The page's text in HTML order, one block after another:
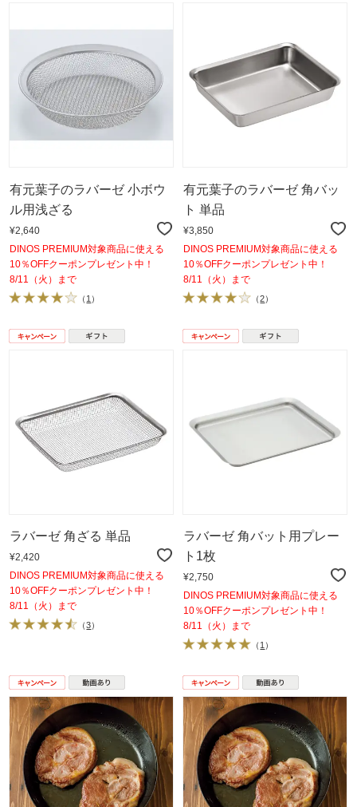
有元葉子のラバーゼ 小ボウ
ル用浅ざる
¥2,640
DINOS PREMIUM対象商品に使える
10％OFFクーポンプレゼント中！
8/11（火）まで
（ 1 ）
有元葉子のラバーゼ 角バッ
ト 単品
¥3,850
DINOS PREMIUM対象商品に使える
10％OFFクーポンプレゼント中！
8/11（火）まで
（2）
ラバーゼ 角ざる 単品
¥2,420
DINOS PREMIUM対象商品に使える
10％OFFクーポンプレゼント中！
8/11（火）まで
（3）
ラバーゼ 角バット用プレー
ト1枚
¥2,750
DINOS PREMIUM対象商品に使える
10％OFFクーポンプレゼント中！
8/11（火）まで
（ 1 ）